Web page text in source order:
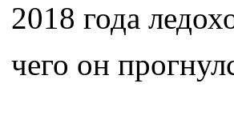
2018 года
чего он